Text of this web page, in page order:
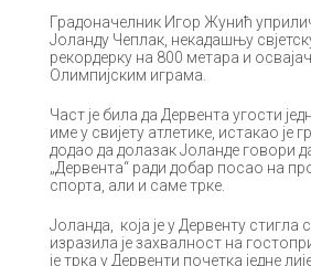
Градоначелник Игор Жунић
Јоланду Чеплак, некадашњу
рекордерку на 800 метара и
Олимпијским играма.
Част је била да Дервента угости
име у свијету атлетике, истакао је
додао да долазак Јоланде говори
„Дервента“ ради добар посао на
спорта, али и саме трке.
Јоланда, која је у Дервенту стигла
изразила је захвалност на
је трка у Дервенти почетка једне